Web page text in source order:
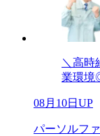
＼高時
業環境
08月10日UP
パーソルフ